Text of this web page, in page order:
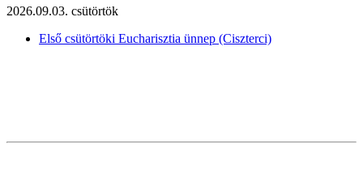
2026.09.03. csütörtök
Első csütörtöki Eucharisztia ünnep (Ciszterci)